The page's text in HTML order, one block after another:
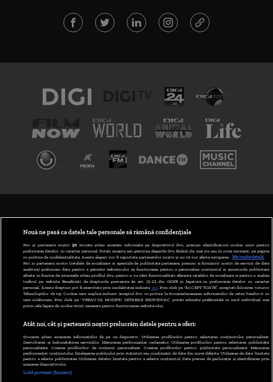
ABONARE DIGI TV
GESTIONAȚI PREFERINȚELE
CODUL DIGI24
CAMERE WEB
CONTACT/INFO
Nouă ne pasă ca datele tale personale să rămână confidențiale
Noi și partenerii noștri 30stocăm și/sau accesăm informații pe dispozitivul dvs., precum identificatorii cookie unici pentru
prelucrarea datelor cu caracter personal. Puteți accepta sau gestiona alegerile dvs. făcând clic mai jos sau în orice moment, pe pagina
cu politica de confidențialitate. Aceste alegeri vor fi raportate partenerilor noștri și nu vă vor afecta navigarea.
Mai multe detalii
Noi si partenerii nostri (retelele de socializare si agentiile de publicitate partenere, precum si furnizorii nostri de servicii de date
analitice) prelucram date pentru a permite website-ului sa functioneze, pentru a personaliza continutul si anunturile publicitare
afisate in functie de interesele si/sau profilul dvs., pentru a va oferi functionalitati aferente retelelor de socializare si pentru a analiza
traficul pe website. Beneficiati de drepturile prevazute de art. 15-22 din GDPR in legatura cu prelucrarea datelor cu caracter
personal. Aceste drepturi pot fi exercitate prin modalitatea indicata aici. Prin click pe “ACCEPT TOATE”, acceptati folosirea tuturor
Tehnologiilor de tip Cookie, care implica inclusiv acceptul dvs. cu privire la stocarea/accesarea informatiilor de catre Vendor-ii cu
care colaboram. Prin click pe “VREAU SA MODIFIC SETARILE INDIVIDUAL” puteti schimba preferintele in mod individual, mai
putin cele legate de cookie strict necesare pentru functionarea website-ului.
Atât noi, cât și partenerii noștri prelucrăm datele pentru a oferi:
Stocarea și/sau accesarea informațiilor de pe un dispozitiv. Utilizarea profilurilor pentru selectarea conținutului personalizat.
Dezvoltarea și îmbunătățirea serviciilor. Măsurarea performanței reclamelor. Utilizarea profilurilor pentru selectarea publicității
personalizate. Crearea profilurilor de conținut personalizat. Crearea profilurilor pentru publicitate personalizată. Măsurarea
performanței conținutului. Înțelegerea publicului prin statistici sau combinații de date din surse diferite. Utilizarea de date limitate
pentru a selecta publicitatea. Utilizarea datelor limitate pentru a selecta conținutul. Date precise de geolocație și identificarea prin
scanarea dispozitivului.
Listă parteneri (furnizori)